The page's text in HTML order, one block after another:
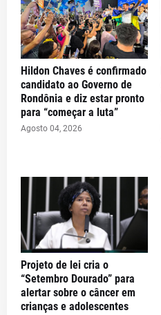
Hildon Chaves é confirmado
candidato ao Governo de
Rondônia e diz estar pronto
para “começar a luta”
Agosto 04, 2026
Projeto de lei cria o
“Setembro Dourado” para
alertar sobre o câncer em
crianças e adolescentes